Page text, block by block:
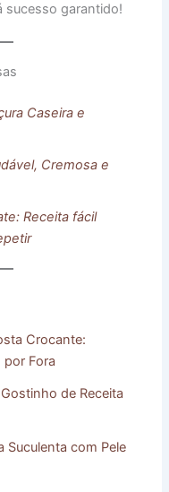
sucesso garantido!
Caseira e
Cremosa e
Receita fácil
Crocante:
por Fora
de Receita
Suculenta com Pele